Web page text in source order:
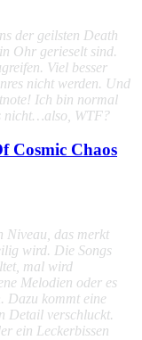
der geilsten Death
Ohr gerieselt sind.
Viel besser
nicht werden. Und
Ich bin normal
nicht…also, WTF?
Cosmic Chaos
Niveau, das merkt
wird. Die Songs
mal wird
Melodien oder es
Dazu kommt eine
Detail verschluckt.
ein Leckerbissen